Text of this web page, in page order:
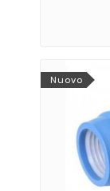
Nuovo